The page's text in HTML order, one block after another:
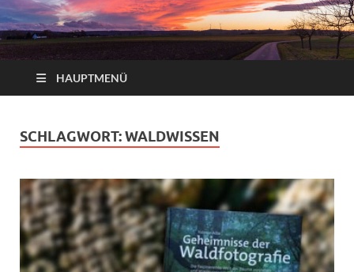
HAUPTMENÜ
SCHLAGWORT:WALDWISSEN